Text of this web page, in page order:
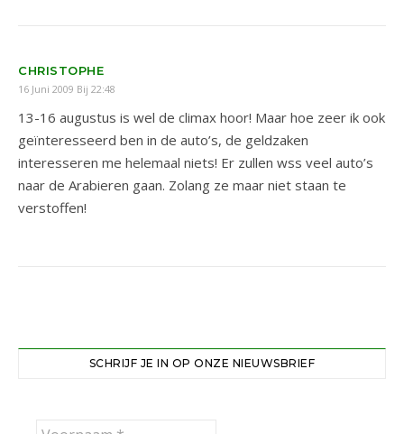
CHRISTOPHE
16 Juni 2009 Bij 22:48
13-16 augustus is wel de climax hoor! Maar hoe zeer ik ook
geïnteresseerd ben in de auto’s, de geldzaken
interesseren me helemaal niets! Er zullen wss veel auto’s
naar de Arabieren gaan. Zolang ze maar niet staan te
verstoffen!
SCHRIJF JE IN OP ONZE NIEUWSBRIEF